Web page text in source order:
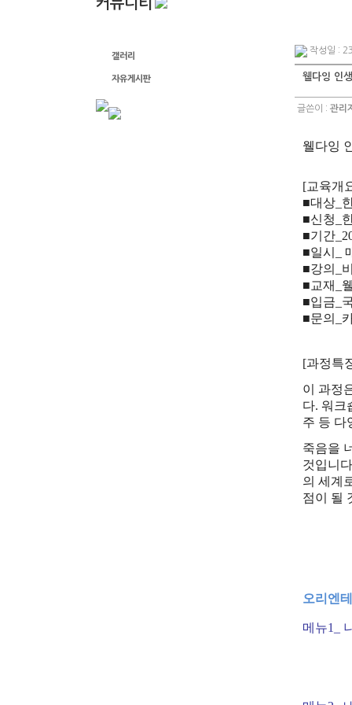
커뮤니티
갤러리
자유게시판
작성일 :
웰다잉 인
글쓴이 : 관리
웰다잉
[교육개
■대상_
■신청_
■기간
■일시_
■강의_
■교재
_
■입금 _
■문의
_
[과정특
이 과정
다. 워크
주 등 다
죽음을
것입니다
의 세계
점이 될
오리엔
메뉴1_